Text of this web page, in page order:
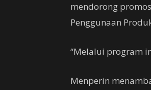
mendorong
Penggunaan
“Melalui program
Menperin